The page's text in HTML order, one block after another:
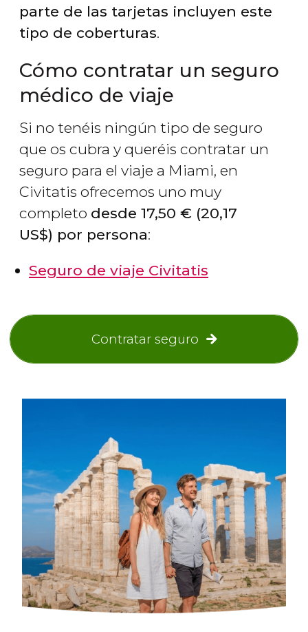
parte de las tarjetas incluyen este
tipo de coberturas.
Cómo contratar un seguro
médico de viaje
Si no tenéis ningún tipo de seguro
que os cubra y queréis contratar un
seguro para el viaje a Miami, en
Civitatis ofrecemos uno muy
completo desde 17,50 € (20,17
US$) por persona:
Seguro de viaje Civitatis
Contratar seguro